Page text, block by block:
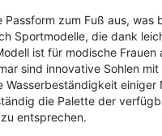
zum Fuß aus, was
Sportmodelle, die dank
ist für modische Frauen
sind innovative Sohlen mit
einiger
die Palette der
entsprechen.